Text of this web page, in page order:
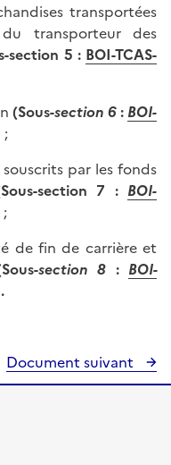
transportées
transporteur des
section 5 : BOI-TCAS-
(Sous-section 6: BOI-
;
par les fonds
section 7 : BOI-
;
de fin de carrière et
section 8 : BOI-
Document suivant